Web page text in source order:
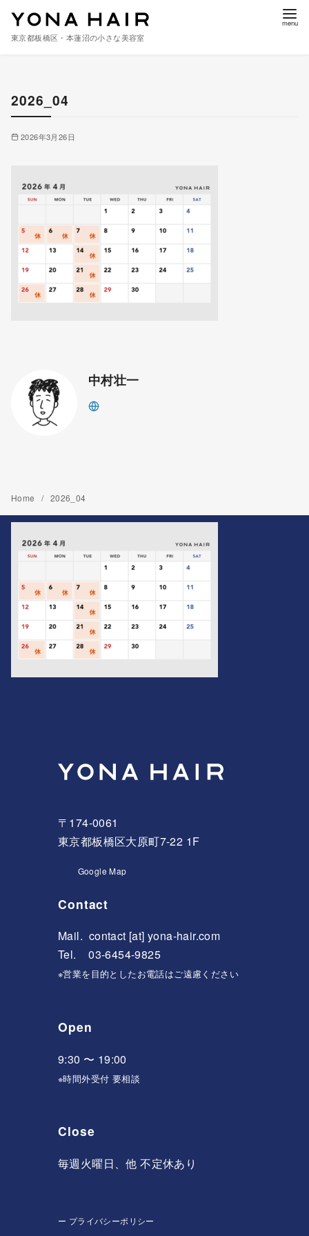
東京都板橋区・本蓮沼の小さな美容室
2026_04
2026年3月26日
中村壮一
Home 2026_04
〒174-0061
東京都板橋区大原町7-22 1F
Google Map
Contact
Mail. contact [at] yona-hair.com
Tel. 03-6454-9825
※営業を目的としたお電話はご遠慮ください
Open
9:30 〜 19:00
※時間外受付 要相談
Close
毎週火曜日、他 不定休あり
ー プライバシーポリシー